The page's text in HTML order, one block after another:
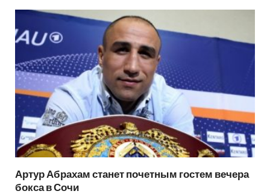
Артур Абрахам станет почетным гостем вечера
бокса в Сочи